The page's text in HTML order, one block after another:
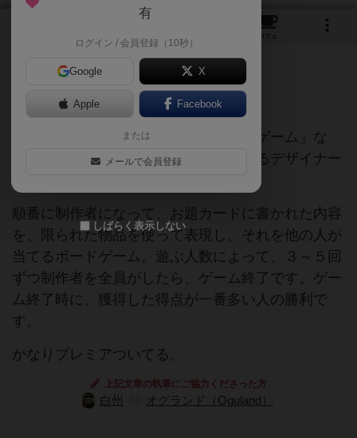
カフェ
フィーリングゲーの傑作
お先に失礼しま〜すの元ネタ「皿洗いゲーム」な
ど、なかなか通なゲームをつくっているデザイナー
順番に制作者になって、お題カードに書かれた内容
を、限られた物品を使って表現し、それを他の人が
当てるボードゲーム。遊ぶ人数によって、３～５回
ずつ制作者を全員がしたら、ゲーム終了です。ゲー
ム終了時に、獲得した得点が一番多い人の勝利で
す。
かなりプレミアついてる。
上記文章の執筆にご協力くださった方
白州 オグランド（Oguland）
有
ログイン / 会員登録（10秒）
Google X
Apple Facebook
または
メールで会員登録
しばらく表示しない